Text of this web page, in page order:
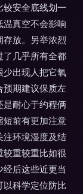
安全底线划一
真空不会影响
放。另举浓烈
了几乎所有全都
少出现人把它氧
期建议保质左
耐心于约程俩
短前有更加注意
注环境湿度及结
重较重比如很
后这些近更当
科学定位防比